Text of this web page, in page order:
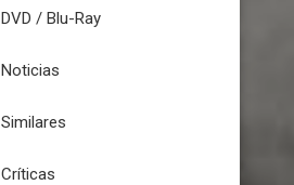
DVD / Blu-Ray
Noticias
Similares
Críticas